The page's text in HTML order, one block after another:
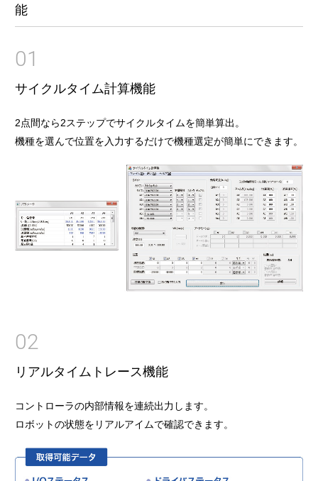
能
01
サイクルタイム計算機能
2点間なら2ステップでサイクルタイムを簡単算出。
機種を選んで位置を入力するだけで機種選定が簡単にできます。
02
リアルタイムトレース機能
コントローラの内部情報を連続出力します。
ロボットの状態をリアルアイムで確認できます。